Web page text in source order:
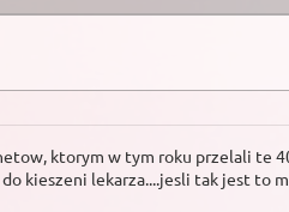
ktorym w tym roku przelali te
kieszeni lekarza....jesli tak jest to